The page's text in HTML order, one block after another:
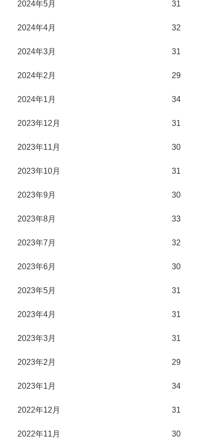
2024年5月 31
2024年4月 32
2024年3月 31
2024年2月 29
2024年1月 34
2023年12月 31
2023年11月 30
2023年10月 31
2023年9月 30
2023年8月 33
2023年7月 32
2023年6月 30
2023年5月 31
2023年4月 31
2023年3月 31
2023年2月 29
2023年1月 34
2022年12月 31
2022年11月 30